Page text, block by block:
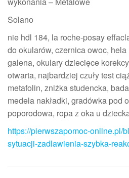
Solano
nie hdl 184, la roche-posay
do okularów, czernica owoc,
galena, okulary dziecięce
otwarta, najbardziej czuły test
metafolin, zniżka studencka,
medela nakładki, gradówka pod
poporodowa, ropa z oka u
https://pierwszapomoc-online.pl/
sytuacji-zadlawienia-szybka-